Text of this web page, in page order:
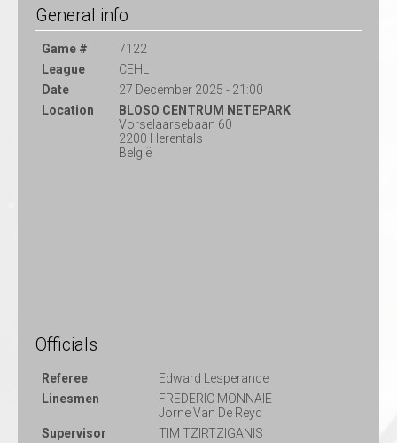
General info
Game #
7122
League
CEHL
Date
27 December 2025 - 21:00
Location
BLOSO CENTRUM NETEPARK
Vorselaarsebaan 60
2200 Herentals
België
Officials
Referee
Edward Lesperance
Linesmen
FREDERIC MONNAIE
Jorne Van De Reyd
Supervisor
TIM TZIRTZIGANIS